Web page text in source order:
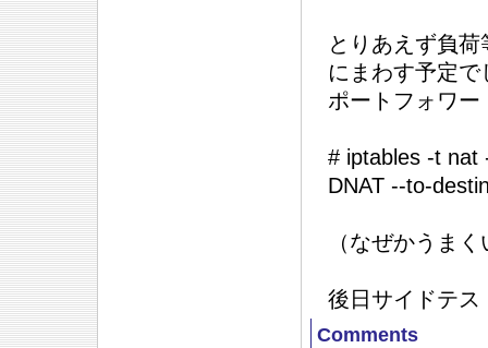
とりあえず負
にまわす予定で
ポートフォワ
# iptables -t nat
DNAT --to-
（なぜかうま
後日サイドテス
Comments